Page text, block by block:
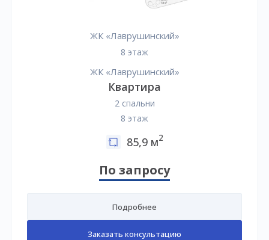
ЖК «Лаврушинский»
8 этаж
ЖК «Лаврушинский»
Квартира
2 спальни
8 этаж
85,9 м2
По запросу
Подробнее
Заказать консультацию